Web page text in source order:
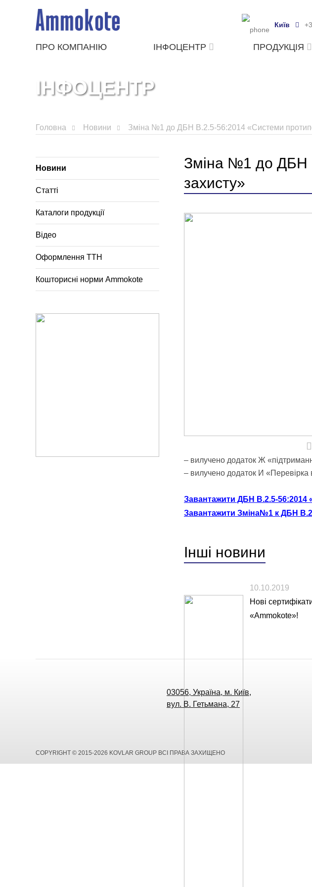
Київ
ПРО КОМПАНІЮ ІНФОЦЕНТР ПРОДУКЦІЯ
ІНФОЦЕНТР
Головна Новини Зміна №1 до ДБН В.2.5-56:2014 «Системи
Новини
Статті
Каталоги продукції
Відео
Оформлення ТТН
Кошторисні норми Ammokote
Зміна №1 до ДБН
захисту»
– вилучено додаток Ж
– вилучено додаток И «Перевірка
Завантажити ДБН В.2.5-56:2014
Завантажити Зміна№1 к ДБН
Інші новини
10.10.2019
Нові
«Ammokote»!
03056, Україна, м. Київ,
вул. В. Гетьмана, 27
COPYRIGHT © 2015-2026 KOVLAR GROUP ВСІ ПРАВА ЗАХИЩЕНО